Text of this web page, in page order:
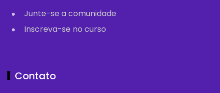
Junte-se a comunidade
Inscreva-se no curso
Contato